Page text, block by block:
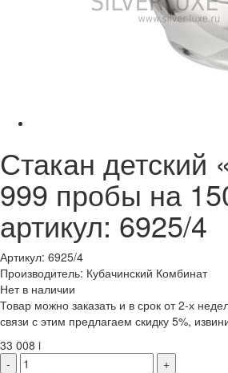
Стакан детский
999 пробы на
артикул: 6925/4
Артикул: 6925/4
Производитель: Кубачинский Комбинат
Нет в наличии
Товар можно заказать и в срок от 2-х
связи с этим предлагаем скидку 5%,
33 008 i
-
+